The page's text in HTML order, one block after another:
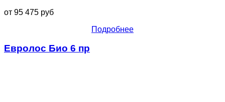
от 95 475 руб
Подробнее
Евролос Био 6 пр